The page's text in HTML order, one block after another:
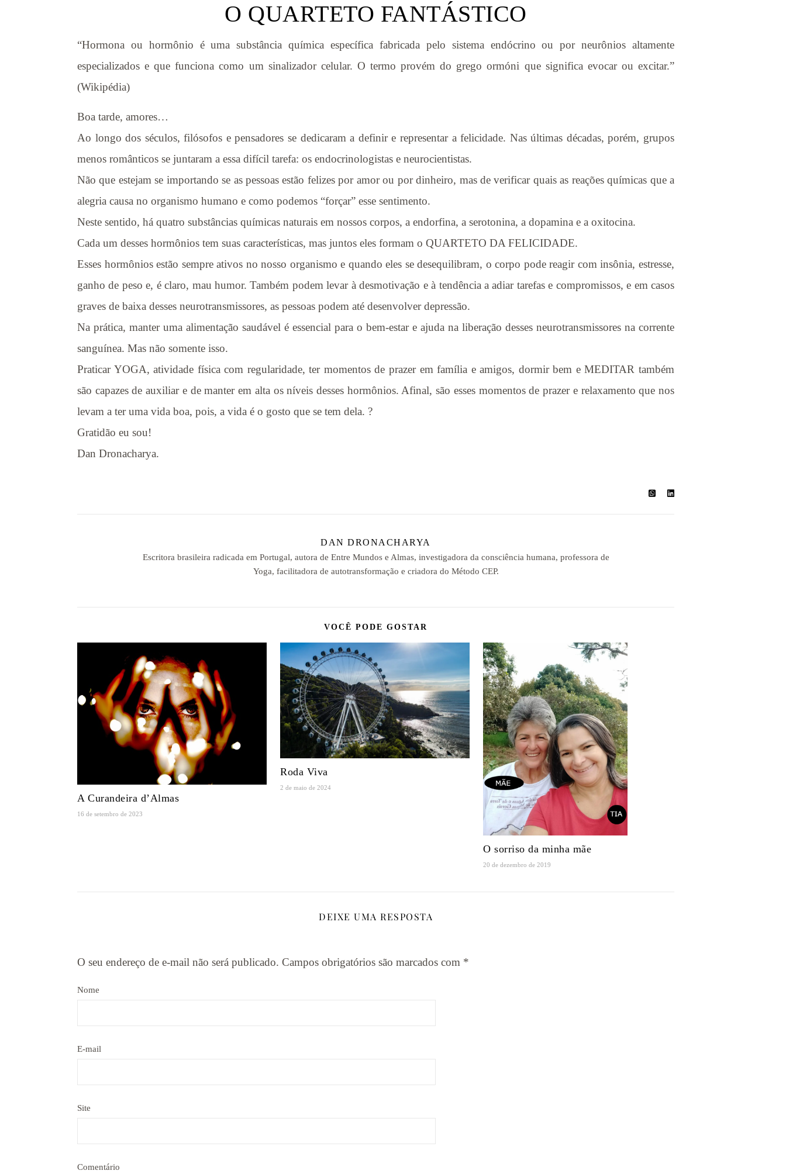
O QUARTETO FANTÁSTICO
“Hormona ou hormônio é uma substância química específica fabricada pelo sistema endócrino ou por neurônios altamente
especializados e que funciona como um sinalizador celular. O termo provém do grego ormóni que significa evocar ou excitar.”
(Wikipédia)
Boa tarde, amores…
Ao longo dos séculos, filósofos e pensadores se dedicaram a definir e representar a felicidade. Nas últimas décadas, porém, grupos
menos românticos se juntaram a essa difícil tarefa: os endocrinologistas e neurocientistas.
Não que estejam se importando se as pessoas estão felizes por amor ou por dinheiro, mas de verificar quais as reações químicas que a
alegria causa no organismo humano e como podemos “forçar” esse sentimento.
Neste sentido, há quatro substâncias químicas naturais em nossos corpos, a endorfina, a serotonina, a dopamina e a oxitocina.
Cada um desses hormônios tem suas características, mas juntos eles formam o QUARTETO DA FELICIDADE.
Esses hormônios estão sempre ativos no nosso organismo e quando eles se desequilibram, o corpo pode reagir com insônia, estresse,
ganho de peso e, é claro, mau humor. Também podem levar à desmotivação e à tendência a adiar tarefas e compromissos, e em casos
graves de baixa desses neurotransmissores, as pessoas podem até desenvolver depressão.
Na prática, manter uma alimentação saudável é essencial para o bem-estar e ajuda na liberação desses neurotransmissores na corrente
sanguínea. Mas não somente isso.
Praticar YOGA, atividade física com regularidade, ter momentos de prazer em família e amigos, dormir bem e MEDITAR também
são capazes de auxiliar e de manter em alta os níveis desses hormônios. Afinal, são esses momentos de prazer e relaxamento que nos
levam a ter uma vida boa, pois, a vida é o gosto que se tem dela. ?
Gratidão eu sou!
Dan Dronacharya.
DAN DRONACHARYA
Escritora brasileira radicada em Portugal, autora de Entre Mundos e Almas, investigadora da consciência humana, professora de
Yoga, facilitadora de autotransformação e criadora do Método CEP.
VOCÊ PODE GOSTAR
A Curandeira d’Almas
16 de setembro de 2023
Roda Viva
2 de maio de 2024
O sorriso da minha mãe
20 de dezembro de 2019
DEIXE UMA RESPOSTA
O seu endereço de e-mail não será publicado. Campos obrigatórios são marcados com *
Nome
E-mail
Site
Comentário